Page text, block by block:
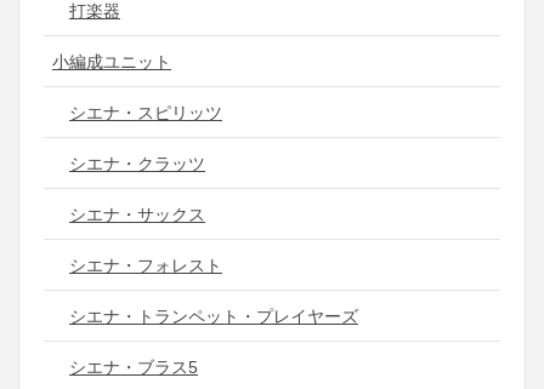
打楽器
小編成ユニット
シエナ・スピリッツ
シエナ・クラッツ
シエナ・サックス
シエナ・フォレスト
シエナ・トランペット・プレイヤーズ
シエナ・ブラス5